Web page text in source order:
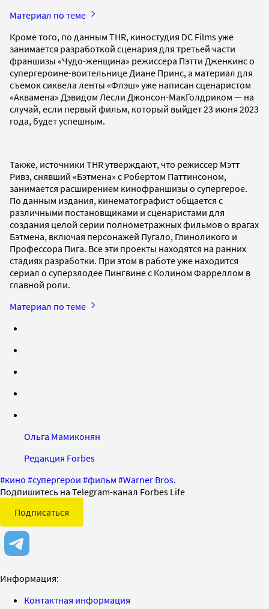
Материал по теме
Кроме того, по данным THR, киностудия DC Films уже
занимается разработкой сценария для третьей части
франшизы «Чудо-женщина» режиссера Пэтти Дженкинс о
супергероине-воительнице Диане Принс, а материал для
съемок сиквела ленты «Флэш» уже написан сценаристом
«Аквамена» Дэвидом Лесли Джонсон-МакГолдриком — на
случай, если первый фильм, который выйдет 23 июня 2023
года, будет успешным.
Также, источники THR утверждают, что режиссер Мэтт
Ривз, снявший «Бэтмена» с Робертом Паттинсоном,
занимается расширением кинофраншизы о супергерое.
По данным издания, кинематографист общается с
различными постановщиками и сценаристами для
создания целой серии полнометражных фильмов о врагах
Бэтмена, включая персонажей Пугало, Глиноликого и
Профессора Пига. Все эти проекты находятся на ранних
стадиях разработки. При этом в работе уже находится
сериал о суперзлодее Пингвине с Колином Фарреллом в
главной роли.
Материал по теме
Ольга Мамиконян
Редакция Forbes
#кино #супергерои #фильм #Warner Bros.
Подпишитесь на Telegram-канал Forbes Life
Подписаться
Информация:
Контактная информация